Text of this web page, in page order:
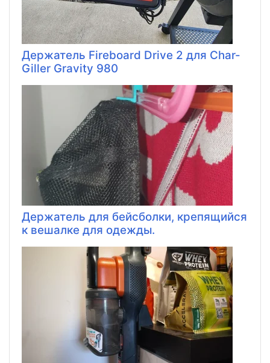
Держатель Fireboard Drive 2 для Char-
Giller Gravity 980
Держатель для бейсболки, крепящийся
к вешалке для одежды.